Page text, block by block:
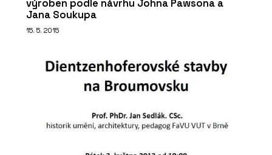
výroben podle návrhu Johna Pawsona a
Jana Soukupa
15. 5. 2015